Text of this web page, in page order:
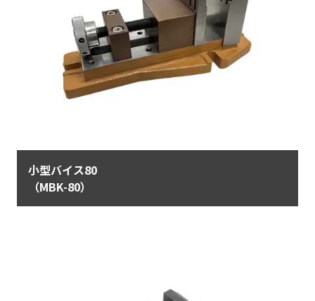
小型バイス80
（MBK-80）